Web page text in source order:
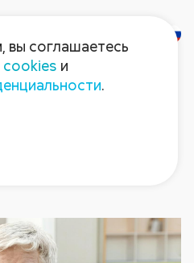
вы соглашаетесь
cookies и
.